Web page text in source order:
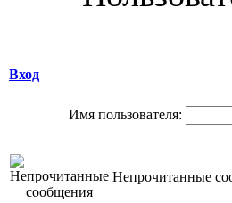
Вход
Имя пользователя:
Непрочитанные